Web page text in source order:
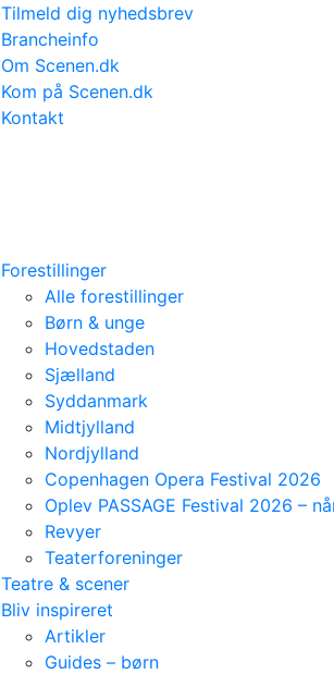
Tilmeld dig nyhedsbrev
Brancheinfo
Om Scenen.dk
Kom på Scenen.dk
Kontakt
Forestillinger
Alle forestillinger
Børn & unge
Hovedstaden
Sjælland
Syddanmark
Midtjylland
Nordjylland
Copenhagen Opera Festival 2026
Oplev PASSAGE Festival 2026 –
Revyer
Teaterforeninger
Teatre & scener
Bliv inspireret
Artikler
Guides – børn